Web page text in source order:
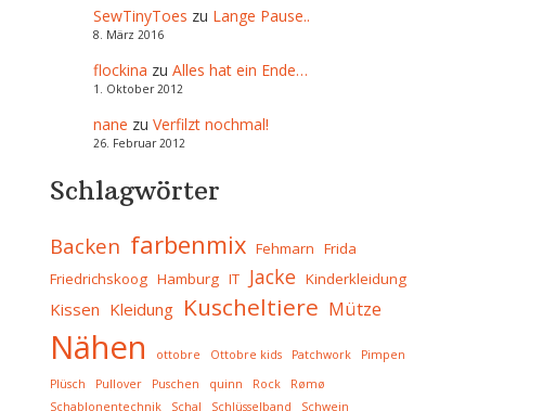
SewTinyToes zu Lange Pause..
8. März 2016
flockina zu Alles hat ein Ende…
1. Oktober 2012
nane zu Verfilzt nochmal!
26. Februar 2012
Schlagwörter
Backen farbenmix Fehmarn Frida
Friedrichskoog Hamburg IT Jacke Kinderkleidung
Kissen Kleidung Kuscheltiere Mütze
Nähen ottobre Ottobre kids Patchwork
Pimpen
Plüsch
Pullover Puschen quinn Rock
Rømø
Schablonentechnik
Schal Schlüsselband Schwein